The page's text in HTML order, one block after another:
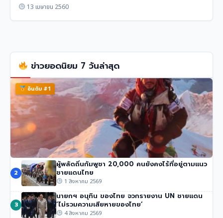
13 เมษายน 2560
ข่าวยอดนิยม 7 วันล่าสุด
อันดับ #1
นักปีนเขาชื่อดัง นิมมัล ปูร์จา เสียชีวิตในหิมะถล่มปากีสถาน
50 วิว• 1 สิงหาคม 2569
2
ผู้พลัดถิ่นกัมพูชา 20,000 คนยังคงไร้ที่อยู่ตามแนว
ชายแดนไทย
1 สิงหาคม 2569
3
นายกฯ อนุทิน ของไทย จวกรายงาน UN ชายแดน
‘ไม่รวมความเสียหายของไทย’
4 สิงหาคม 2569